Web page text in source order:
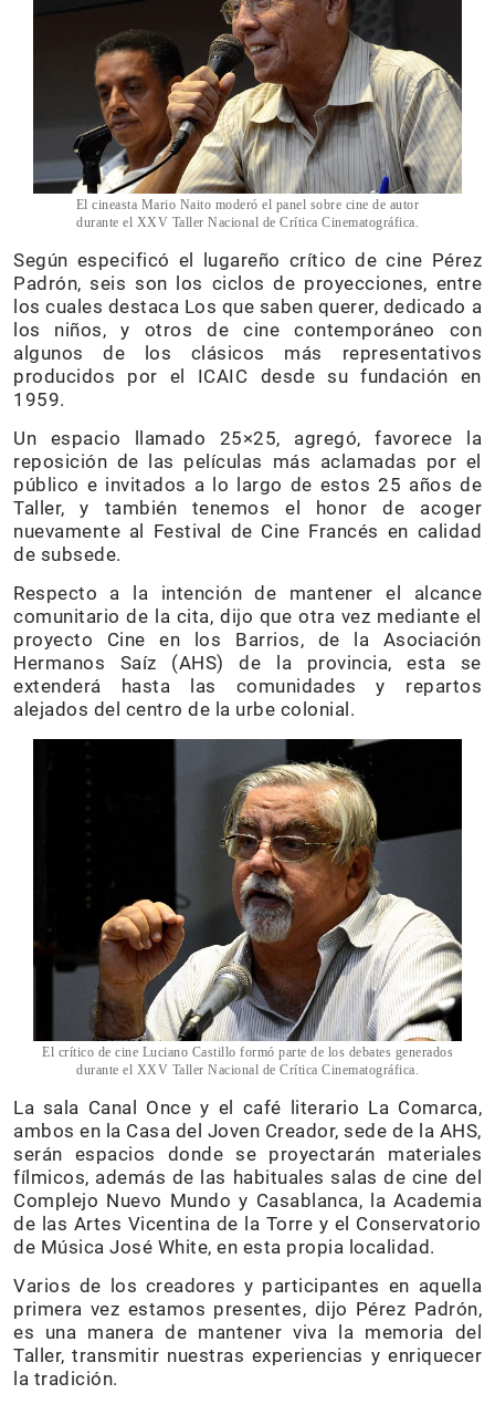
El cineasta Mario Naito moderó el panel sobre cine de autor
durante el XXV Taller Nacional de Crítica Cinematográfica.
Según especificó el lugareño crítico de cine Pérez
Padrón, seis son los ciclos de proyecciones, entre
los cuales destaca Los que saben querer, dedicado a
los niños, y otros de cine contemporáneo con
algunos de los clásicos más representativos
producidos por el ICAIC desde su fundación en
1959.
Un espacio llamado 25×25, agregó, favorece la
reposición de las películas más aclamadas por el
público e invitados a lo largo de estos 25 años de
Taller, y también tenemos el honor de acoger
nuevamente al Festival de Cine Francés en calidad
de subsede.
Respecto a la intención de mantener el alcance
comunitario de la cita, dijo que otra vez mediante el
proyecto Cine en los Barrios, de la Asociación
Hermanos Saíz (AHS) de la provincia, esta se
extenderá hasta las comunidades y repartos
alejados del centro de la urbe colonial.
El crítico de cine Luciano Castillo formó parte de los debates generados
durante el XXV Taller Nacional de Crítica Cinematográfica.
La sala Canal Once y el café literario La Comarca,
ambos en la Casa del Joven Creador, sede de la AHS,
serán espacios donde se proyectarán materiales
fílmicos, además de las habituales salas de cine del
Complejo Nuevo Mundo y Casablanca, la Academia
de las Artes Vicentina de la Torre y el Conservatorio
de Música José White, en esta propia localidad.
Varios de los creadores y participantes en aquella
primera vez estamos presentes, dijo Pérez Padrón,
es una manera de mantener viva la memoria del
Taller, transmitir nuestras experiencias y enriquecer
la tradición.